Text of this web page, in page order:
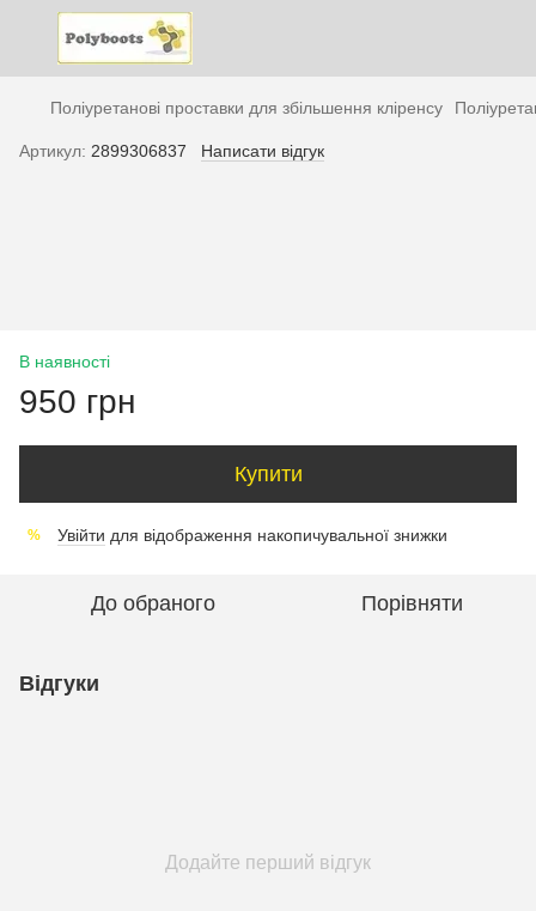
Поліуретанові проставки для збільшення кліренсу
Артикул: 2899306837 Написати відгук
В наявності
950 грн
Купити
% Увійти для відображення накопичувальної знижки
До обраного Порівняти
Відгуки
Додайте перший відгук